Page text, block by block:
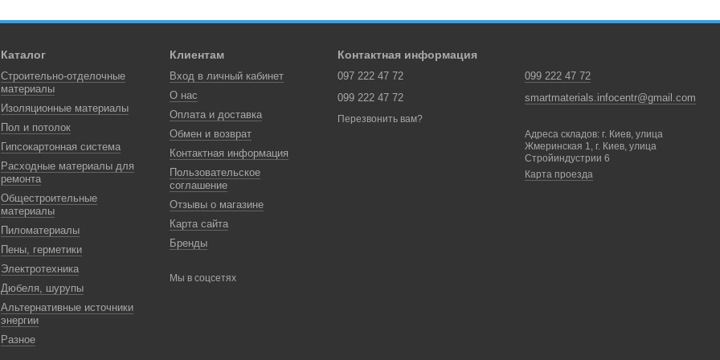
Каталог
Строительно-отделочные
материалы
Изоляционные материалы
Пол и потолок
Гипсокартонная система
Расходные материалы для
ремонта
Общестроительные
материалы
Пиломатериалы
Пены, герметики
Электротехника
Дюбеля, шурупы
Альтернативные источники
энергии
Разное
Клиентам
Вход в личный кабинет
О нас
Оплата и доставка
Обмен и возврат
Контактная информация
Пользовательское
соглашение
Отзывы о магазине
Карта сайта
Бренды
Мы в соцсетях
Контактная информация
097 222 47 72
099 222 47 72
Перезвонить вам?
099 222 47 72
smartmaterials.infocentr@gmail.com
Адреса складов: г. Киев, улица
Жмеринская 1, г. Киев, улица
Стройиндустрии 6
Карта проезда